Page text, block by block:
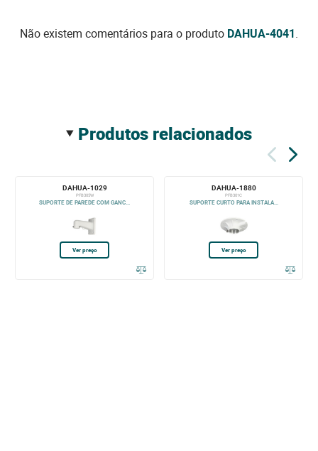
Não existem comentários para o produto DAHUA-4041.
produtos relacionados
DAHUA-1029
PFB305W
SUPORTE DE PAREDE COM GANC...
Ver preço
DAHUA-1880
PFB301C
SUPORTE CURTO PARA INSTALA...
Ver preço